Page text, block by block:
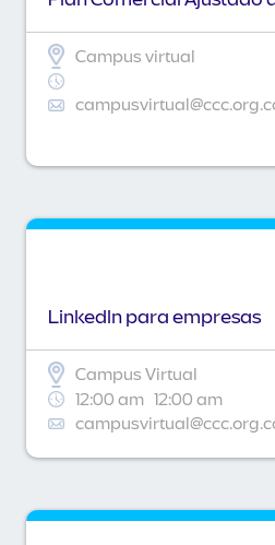
Campus virtual
Linkedln para empresas
Campus Virtual
12:00 am 12:00 am